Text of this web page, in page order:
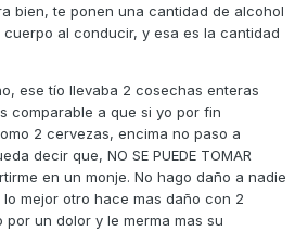
bien, te ponen una cantidad de alcohol
al conducir, y esa es la cantidad
ese tío llevaba 2 cosechas enteras
comparable a que si yo por fin
2 cervezas, encima no paso a
decir que, NO SE PUEDE TOMAR
en un monje. No hago daño a nadie
mejor otro hace mas daño con 2
por un dolor y le merma mas su